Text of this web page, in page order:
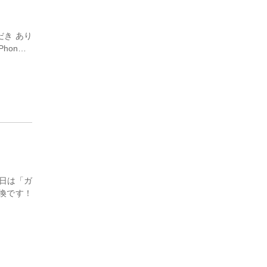
き あり
は「ガ
です！